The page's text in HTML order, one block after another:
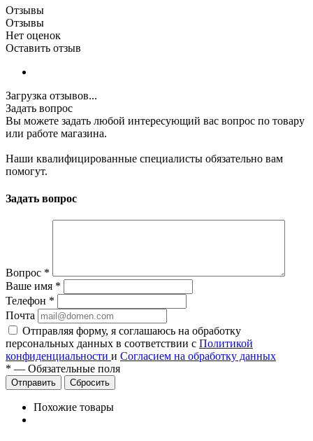
Отзывы
Отзывы
Нет оценок
Оставить отзыв
Загрузка отзывов...
Задать вопрос
Вы можете задать любой интересующий вас вопрос по товару
или работе магазина.
Наши квалифицированные специалисты обязательно вам
помогут.
Задать вопрос
Вопрос *
Ваше имя *
Телефон *
Почта
Отправляя форму, я соглашаюсь на обработку
персональных данных в соответствии с Политикой
конфиденциальности и Согласием на обработку данных
* — Обязательные поля
Сбросить
Похожие товары